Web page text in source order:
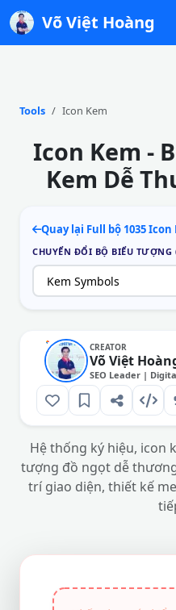
Võ Việt Hoàng
Tools Icon Kem
Icon Kem -
Kem Dễ
Quay lại Full bộ 1035 Icon
CHUYỂN ĐỔI BỘ BIỂU TƯỢNG
CREATOR
Võ Việt
SEO Leader |
Hệ thống ký hiệu, icon
tượng đồ ngọt dễ
trí giao diện, thiết kế